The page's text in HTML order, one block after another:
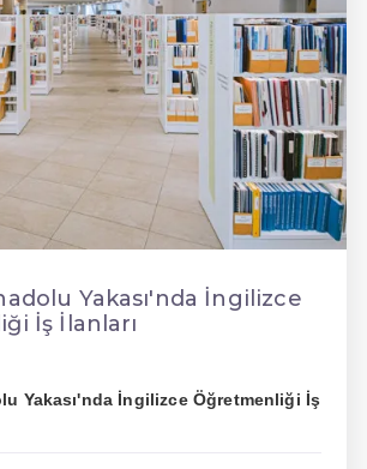
İngilizce
Yakası'nda İngilizce
İş İlanları
Yakası'nda İngilizce Öğretmenliği İş